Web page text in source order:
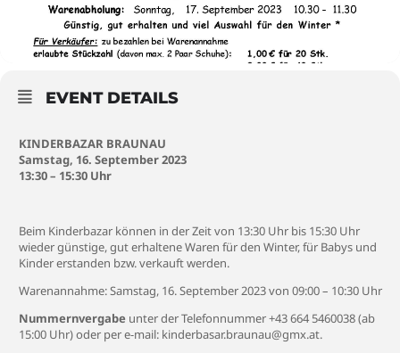
EVENT DETAILS
KINDERBAZAR BRAUNAU
Samstag, 16. September 2023
13:30 – 15:30 Uhr
Beim Kinderbazar können in der Zeit von 13:30 Uhr bis 15:30 Uhr
wieder günstige, gut erhaltene Waren für den Winter, für Babys und
Kinder erstanden bzw. verkauft werden.
Warenannahme: Samstag, 16. September 2023 von 09:00 – 10:30 Uhr
Nummernvergabe unter der Telefonnummer +43 664 5460038 (ab
15:00 Uhr) oder per e-mail: kinderbasar.braunau@gmx.at.